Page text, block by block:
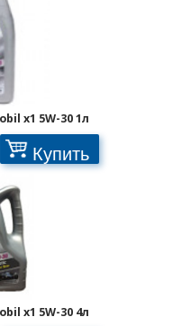
x1 5W-30 1л
Купить
x1 5W-30 4л